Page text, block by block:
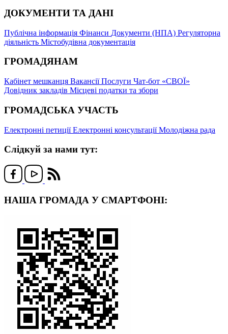
ДОКУМЕНТИ ТА ДАНІ
Публічна інформація Фінанси Документи (НПА) Регуляторна
діяльність Містобудівна документація
ГРОМАДЯНАМ
Кабінет мешканця ВакансіїПослуги Чат-бот «СВОЇ»
Довідник закладів Місцеві податки та збори
ГРОМАДСЬКА УЧАСТЬ
Електронні петиціїЕлектронні консультаціїМолодіжна рада
Слідкуй за нами тут:
НАША ГРОМАДА У СМАРТФОНІ: